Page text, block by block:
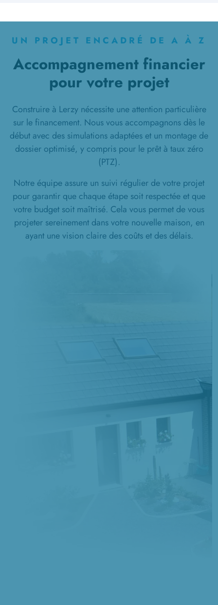
UN PROJET ENCADRÉ DE A À Z
Accompagnement financier
pour votre projet
Construire à Lerzy nécessite une attention particulière
sur le financement. Nous vous accompagnons dès le
début avec des simulations adaptées et un montage de
dossier optimisé, y compris pour le prêt à taux zéro
(PTZ).
Notre équipe assure un suivi régulier de votre projet
pour garantir que chaque étape soit respectée et que
votre budget soit maîtrisé. Cela vous permet de vous
projeter sereinement dans votre nouvelle maison, en
ayant une vision claire des coûts et des délais.